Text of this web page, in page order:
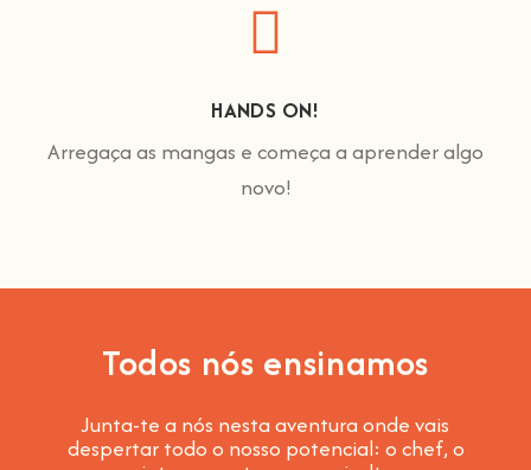
HANDS ON!
Arregaça as mangas e começa a aprender algo
novo!
Todos nós ensinamos
Junta-te a nós nesta aventura onde vais
despertar todo o nosso potencial: o chef, o